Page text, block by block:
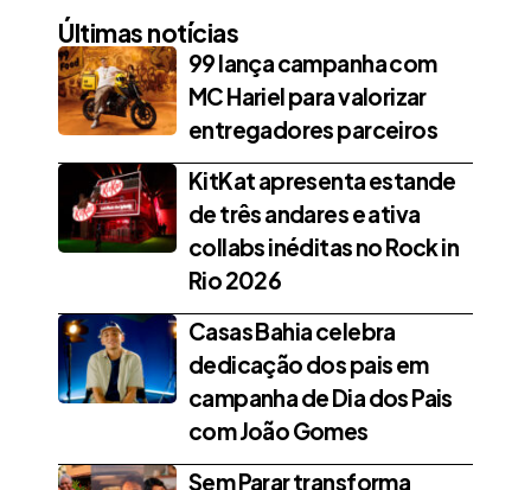
Últimas notícias
99 lança campanha com
MC Hariel para valorizar
entregadores parceiros
KitKat apresenta estande
de três andares e ativa
collabs inéditas no Rock in
Rio 2026
Casas Bahia celebra
dedicação dos pais em
campanha de Dia dos Pais
com João Gomes
Sem Parar transforma